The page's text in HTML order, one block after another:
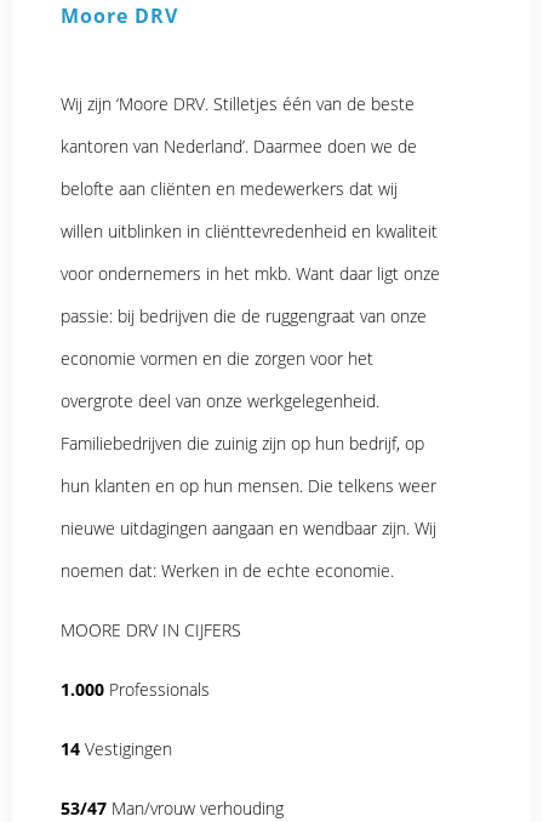
Moore DRV
Wij zijn ‘Moore DRV. Stilletjes één van de beste
kantoren van Nederland’. Daarmee doen we de
belofte aan cliënten en medewerkers dat wij
willen uitblinken in cliënttevredenheid en kwaliteit
voor ondernemers in het mkb. Want daar ligt onze
passie: bij bedrijven die de ruggengraat van onze
economie vormen en die zorgen voor het
overgrote deel van onze werkgelegenheid.
Familiebedrijven die zuinig zijn op hun bedrijf, op
hun klanten en op hun mensen. Die telkens weer
nieuwe uitdagingen aangaan en wendbaar zijn. Wij
noemen dat: Werken in de echte economie.
MOORE DRV IN CIJFERS
1.000 Professionals
14 Vestigingen
53/47 Man/vrouw verhouding